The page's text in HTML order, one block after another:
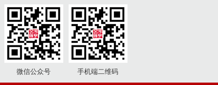
微信公众号 手机端二维码